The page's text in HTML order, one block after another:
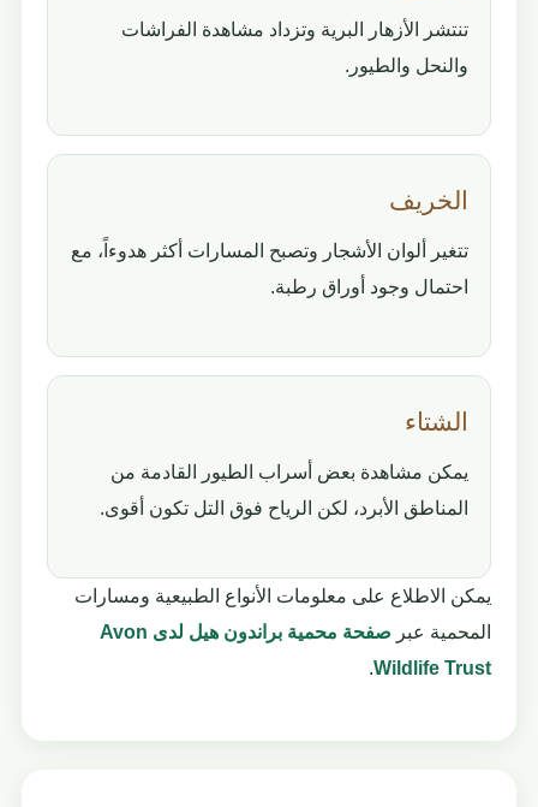
تنتشر الأزهار البرية وتزداد مشاهدة الفراشات
والنحل والطيور.
الخريف
تتغير ألوان الأشجار وتصبح المسارات أكثر هدوءاً، مع
احتمال وجود أوراق رطبة.
الشتاء
يمكن مشاهدة بعض أسراب الطيور القادمة من
المناطق الأبرد، لكن الرياح فوق التل تكون أقوى.
يمكن الاطلاع على معلومات الأنواع الطبيعية ومسارات
المحمية عبر
صفحة محمية براندون هيل لدى Avon
Wildlife Trust
.